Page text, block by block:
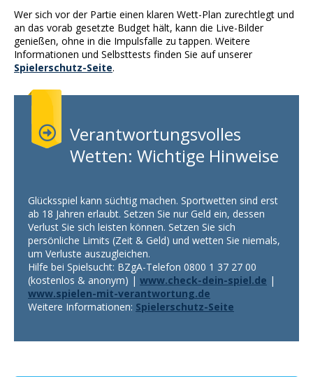
Wer sich vor der Partie einen klaren Wett-Plan zurechtlegt und
an das vorab gesetzte Budget hält, kann die Live-Bilder
genießen, ohne in die Impulsfalle zu tappen. Weitere
Informationen und Selbsttests finden Sie auf unserer
Spielerschutz-Seite.
Verantwortungsvolles
Wetten: Wichtige Hinweise
Glücksspiel kann süchtig machen. Sportwetten sind erst
ab 18 Jahren erlaubt. Setzen Sie nur Geld ein, dessen
Verlust Sie sich leisten können. Setzen Sie sich
persönliche Limits (Zeit & Geld) und wetten Sie niemals,
um Verluste auszugleichen.
Hilfe bei Spielsucht: BZgA-Telefon 0800 1 37 27 00
(kostenlos & anonym) | www.check-dein-spiel.de |
www.spielen-mit-verantwortung.de
Weitere Informationen: Spielerschutz-Seite